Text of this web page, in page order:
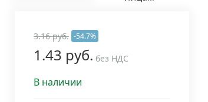
3.16 руб. -54.7%
1.43 руб. без НДС
В наличии